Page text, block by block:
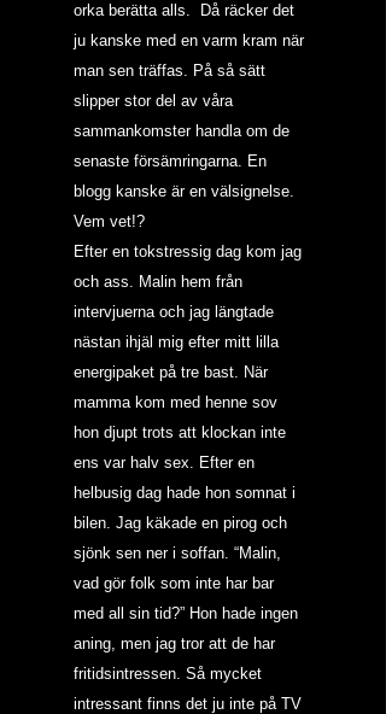
orka berätta alls.  Då räcker det
ju kanske med en varm kram när
man sen träffas. På så sätt
slipper stor del av våra
sammankomster handla om de
senaste försämringarna. En
blogg kanske är en välsignelse.
Vem vet!?
Efter en tokstressig dag kom jag
och ass. Malin hem från
intervjuerna och jag längtade
nästan ihjäl mig efter mitt lilla
energipaket på tre bast. När
mamma kom med henne sov
hon djupt trots att klockan inte
ens var halv sex. Efter en
helbusig dag hade hon somnat i
bilen. Jag käkade en pirog och
sjönk sen ner i soffan. “Malin,
vad gör folk som inte har bar
med all sin tid?” Hon hade ingen
aning, men jag tror att de har
fritidsintressen. Så mycket
intressant finns det ju inte på TV